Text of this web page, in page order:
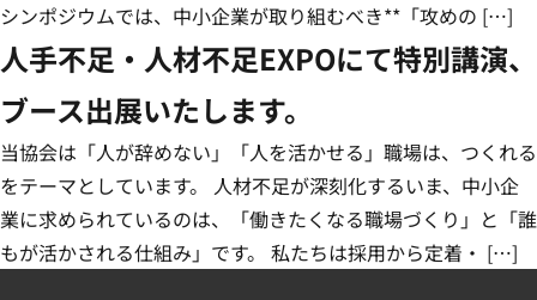
シンポジウムでは、中小企業が取り組むべき**「攻めの […]
人手不足・人材不足EXPOにて特別講演、
ブース出展いたします。
当協会は「人が辞めない」「人を活かせる」職場は、つくれる
をテーマとしています。 人材不足が深刻化するいま、中小企
業に求められているのは、「働きたくなる職場づくり」と「誰
もが活かされる仕組み」です。 私たちは採用から定着・ […]